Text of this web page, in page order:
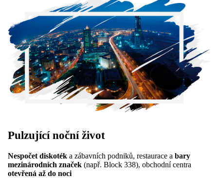
Pulzující noční život
Nespočet diskoték a zábavních podniků, restaurace a bary
mezinárodních značek (např. Block 338), obchodní centra
otevřená až do noci